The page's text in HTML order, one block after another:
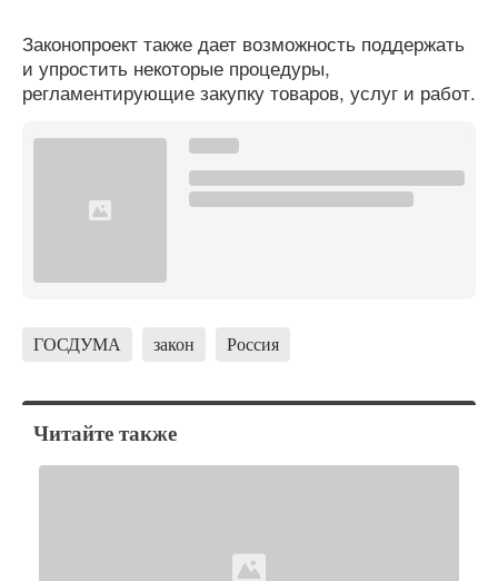
Законопроект также дает возможность поддержать
и упростить некоторые процедуры,
регламентирующие закупку товаров, услуг и работ.
ГОСДУМА закон Россия
Читайте также